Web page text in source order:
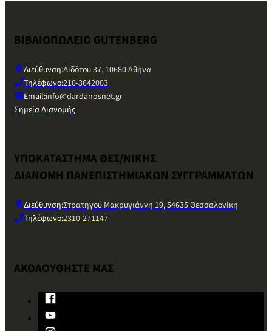
ΒΙΒΛΙΟΠΩΛΕΙΟ GUTENBERG
Διεύθυνση:Διδότου 37, 10680 Αθήνα
Τηλέφωνο:210-3642003
Email:info@dardanosnet.gr
Σημεία Διανομής
ΥΠΟΚΑΤΑΣΤΗΜΑ ΘΕΣ/ΝΙΚΗΣ
ΔΙΑΝΟΜΗ ΠΑΝΕΠΙΣΤΗΜΙΑΚΩΝ ΣΥΓΓΡΑΜΜΑΤΩΝ
Διεύθυνση:Στρατηγού Μακρυγιάννη 19, 54635 Θεσσαλονίκη
Τηλέφωνο:2310-271147
ΑΚΟΛΟΥΘΗΣΤΕ ΜΑΣ